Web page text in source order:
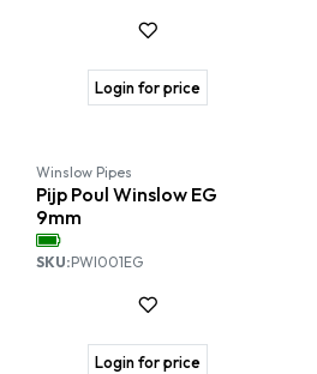
Login for price
Winslow Pipes
Pijp Poul Winslow EG
9mm
SKU:PWI001EG
Login for price